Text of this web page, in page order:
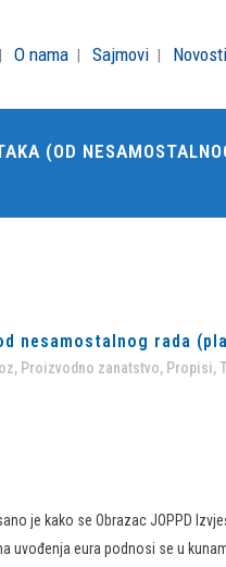
O nama Sajmovi Novosti
(OD
nesamostalnog rada
, Proizvodno zanatstvo, Propisi,
je kako se Obrazac JOPPD
eura podnosi se u